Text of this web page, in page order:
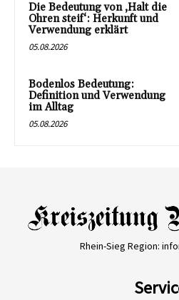
Die Bedeutung von ‚Halt die
Ohren steif‘: Herkunft und
Verwendung erklärt
05.08.2026
Bodenlos Bedeutung:
Definition und Verwendung
im Alltag
05.08.2026
Rhein-Sieg Region: